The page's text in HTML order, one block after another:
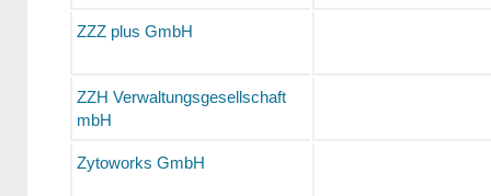
ZZZ plus GmbH
ZZH Verwaltungsgesellschaft
mbH
Zytoworks GmbH